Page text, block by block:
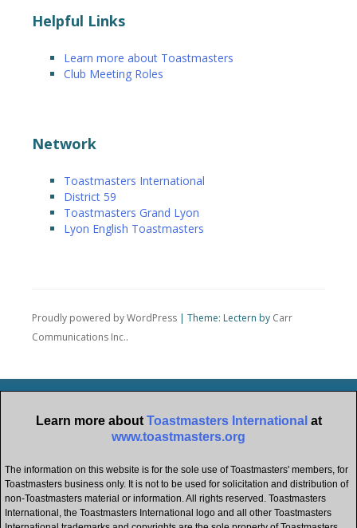
Helpful Links
Learn more about Toastmasters
Club Meeting Roles
Network
Toastmasters International
District 59
Toastmasters Grand Lyon
Lyon English Toastmasters
Proudly powered by WordPress | Theme: Lectern by Carr
Communications Inc..
Learn more about Toastmasters International at
www.toastmasters.org
The information on this website is for the sole use of Toastmasters' members, for
Toastmasters business only. It is not to be used for solicitation and distribution of
non-Toastmasters material or information. All rights reserved. Toastmasters
International, the Toastmasters International logo and all other Toastmasters